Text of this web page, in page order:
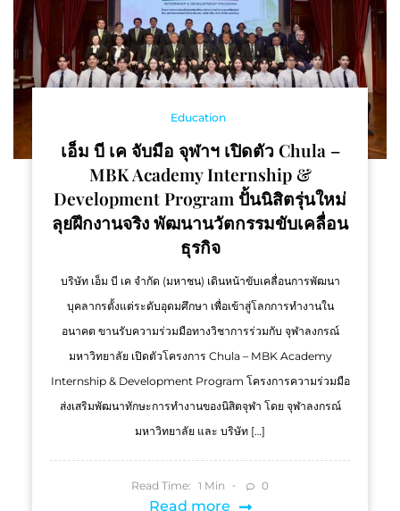
Education
เอ็ม บี เค จับมือ จุฬาฯ เปิดตัว Chula –
MBK Academy Internship &
Development Program ปั้นนิสิตรุ่นใหม่
ลุยฝึกงานจริง พัฒนานวัตกรรมขับเคลื่อน
ธุรกิจ
บริษัท เอ็ม บี เค จำกัด (มหาชน) เดินหน้าขับเคลื่อนการพัฒนา
บุคลากรตั้งแต่ระดับอุดมศึกษา เพื่อเข้าสู่โลกการทำงานใน
อนาคต ขานรับความร่วมมือทางวิชาการร่วมกับ จุฬาลงกรณ์
มหาวิทยาลัย เปิดตัวโครงการ Chula – MBK Academy
Internship & Development Program โครงการความร่วมมือ
ส่งเสริมพัฒนาทักษะการทำงานของนิสิตจุฬา โดย จุฬาลงกรณ์
มหาวิทยาลัย และ บริษัท […]
Read Time: 1 Min 0
Read more